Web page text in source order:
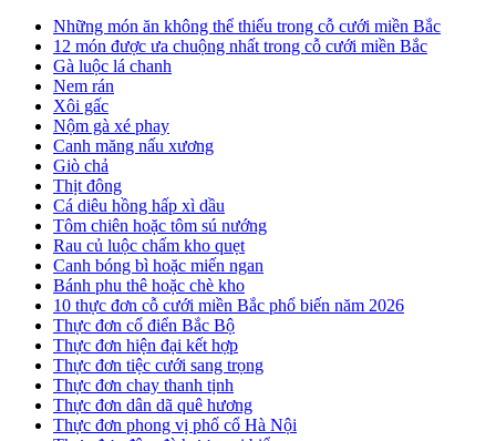
Những món ăn không thể thiếu trong cỗ cưới miền Bắc
12 món được ưa chuộng nhất trong cỗ cưới miền Bắc
Gà luộc lá chanh
Nem rán
Xôi gấc
Nộm gà xé phay
Canh măng nấu xương
Giò chả
Thịt đông
Cá diêu hồng hấp xì dầu
Tôm chiên hoặc tôm sú nướng
Rau củ luộc chấm kho quẹt
Canh bóng bì hoặc miến ngan
Bánh phu thê hoặc chè kho
10 thực đơn cỗ cưới miền Bắc phổ biến năm 2026
Thực đơn cổ điển Bắc Bộ
Thực đơn hiện đại kết hợp
Thực đơn tiệc cưới sang trọng
Thực đơn chay thanh tịnh
Thực đơn dân dã quê hương
Thực đơn phong vị phố cổ Hà Nội